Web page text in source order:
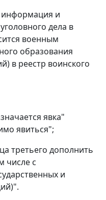
и
дела в
военным
образования
в реестр воинского
явка"
явиться";
третьего дополнить
числе с
и